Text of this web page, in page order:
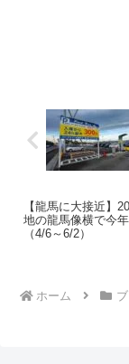
【龍馬に大接近】
地の龍馬像横で今
（4/6～6/2）
ホーム